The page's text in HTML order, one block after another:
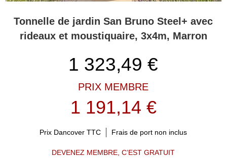
Tonnelle de jardin San Bruno Steel+ avec
rideaux et moustiquaire, 3x4m, Marron
1 323,49 €
PRIX MEMBRE
1 191,14 €
Prix Dancover TTC Frais de port non inclus
DEVENEZ MEMBRE, C’EST GRATUIT